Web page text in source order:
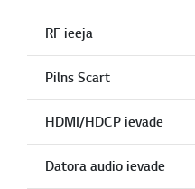
RF ieeja
Pilns Scart
HDMI/HDCP ievade
Datora audio ievade